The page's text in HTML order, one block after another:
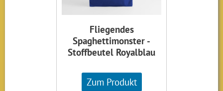
Fliegendes
Spaghettimonster -
Stoffbeutel Royalblau
Zum Produkt